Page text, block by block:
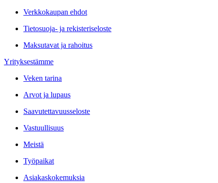
Verkkokaupan ehdot
Tietosuoja- ja rekisteriseloste
Maksutavat ja rahoitus
Yrityksestämme
Veken tarina
Arvot ja lupaus
Saavutettavuusseloste
Vastuullisuus
Meistä
Työpaikat
Asiakaskokemuksia